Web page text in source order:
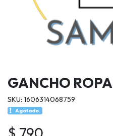
GANCHO ROPA
SKU: 1606314068759
Agotado.